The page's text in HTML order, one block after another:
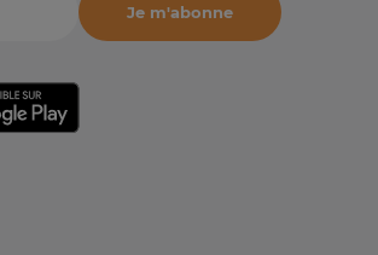
Je m'abonne